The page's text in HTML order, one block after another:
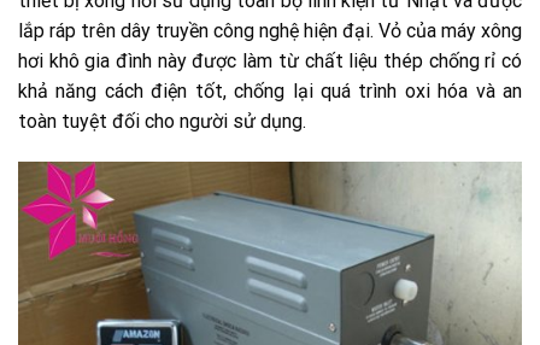
lắp ráp trên dây truyền công nghệ hiện đại. Vỏ của máy xông
hơi khô gia đình này được làm từ chất liệu thép chống rỉ có
khả năng cách điện tốt, chống lại quá trình oxi hóa và an
toàn tuyệt đối cho người sử dụng.